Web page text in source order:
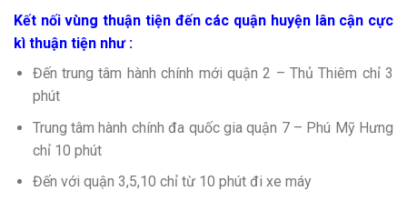
Kết nối vùng thuận tiện đến các quận huyện lân cận cực
kì thuận tiện như :
Đến trung tâm hành chính mới quận 2 – Thủ Thiêm chỉ 3
phút
Trung tâm hành chính đa quốc gia quận 7 – Phú Mỹ Hưng
chỉ 10 phút
Đến với quận 3,5,10 chỉ từ 10 phút đi xe máy